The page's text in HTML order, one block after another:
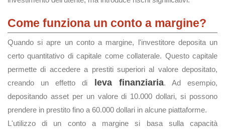
Come funziona un conto a margine?
Quando si apre un conto a margine, l'investitore deposita un
certo quantitativo di capitale come collaterale. Questo capitale
permette di accedere a prestiti superiori al valore depositato,
creando un effetto di
leva finanziaria. Ad esempio,
depositando asset per un valore di 10.000 dollari, si possono
prendere in prestito fino a 60.000 dollari in alcune piattaforme.
L'utilizzo di un conto a margine si basa sulla capacità